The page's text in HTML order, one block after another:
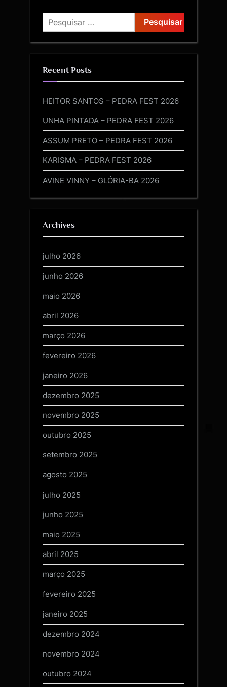
Recent Posts
HEITOR SANTOS – PEDRA FEST 2026
UNHA PINTADA – PEDRA FEST 2026
ASSUM PRETO – PEDRA FEST 2026
KARISMA – PEDRA FEST 2026
AVINE VINNY – GLÓRIA-BA 2026
Archives
julho 2026
junho 2026
maio 2026
abril 2026
março 2026
fevereiro 2026
janeiro 2026
dezembro 2025
novembro 2025
outubro 2025
setembro 2025
agosto 2025
julho 2025
junho 2025
maio 2025
abril 2025
março 2025
fevereiro 2025
janeiro 2025
dezembro 2024
novembro 2024
outubro 2024